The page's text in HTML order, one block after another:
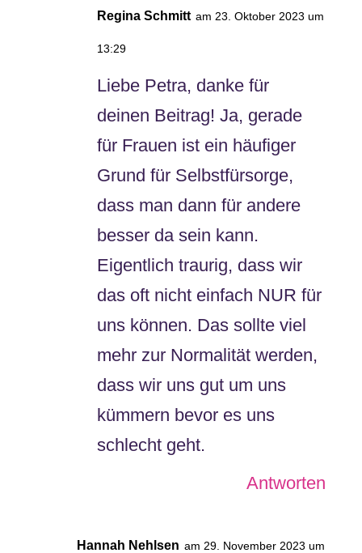
Regina Schmitt am 23. Oktober 2023 um
13:29
Liebe Petra, danke für
deinen Beitrag! Ja, gerade
für Frauen ist ein häufiger
Grund für Selbstfürsorge,
dass man dann für andere
besser da sein kann.
Eigentlich traurig, dass wir
das oft nicht einfach NUR für
uns können. Das sollte viel
mehr zur Normalität werden,
dass wir uns gut um uns
kümmern bevor es uns
schlecht geht.
Antworten
Hannah Nehlsen am 29. November 2023 um